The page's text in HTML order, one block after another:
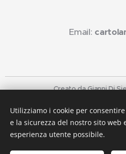
Email:
Creato da Gianni Di
Lingue
Italiano
Utilizziamo i cookie per
e la sicurezza del nostro sito
esperienza utente possibile.